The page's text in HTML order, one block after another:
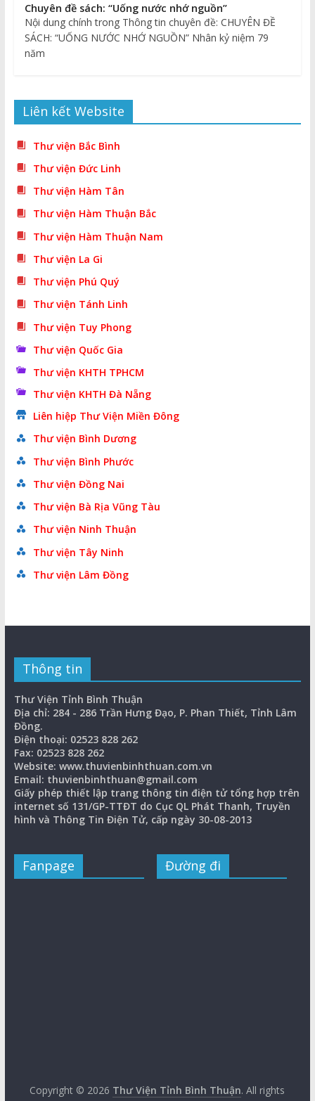
Chuyên đề sách: “Uống nước nhớ nguồn”
Nội dung chính trong Thông tin chuyên đề: CHUYÊN ĐỀ
SÁCH: “UỐNG NƯỚC NHỚ NGUỒN” Nhân kỷ niệm 79
năm
Liên kết Website
Thư viện Bắc Bình
Thư viện Đức Linh
Thư viện Hàm Tân
Thư viện Hàm Thuận Bắc
Thư viện Hàm Thuận Nam
Thư viện La Gi
Thư viện Phú Quý
Thư viện Tánh Linh
Thư viện Tuy Phong
Thư viện Quốc Gia
Thư viện KHTH TPHCM
Thư viện KHTH Đà Nẵng
Liên hiệp Thư Viện Miền Đông
Thư viện Bình Dương
Thư viện Bình Phước
Thư viện Đồng Nai
Thư viện Bà Rịa Vũng Tàu
Thư viện Ninh Thuận
Thư viện Tây Ninh
Thư viện Lâm Đồng
Thông tin
Thư Viện Tỉnh Bình Thuận
Địa chỉ: 284 - 286 Trần Hưng Đạo, P. Phan Thiết, Tỉnh Lâm
Đồng.
Điện thoại: 02523 828 262
Fax: 02523 828 262
Website: www.thuvienbinhthuan.com.vn
Email: thuvienbinhthuan@gmail.com
Giấy phép thiết lập trang thông tin điện tử tổng hợp trên
internet số 131/GP-TTĐT do Cục QL Phát Thanh, Truyền
hình và Thông Tin Điện Tử, cấp ngày 30-08-2013
Fanpage Đường đi
Copyright © 2026 Thư Viện Tỉnh Bình Thuận. All rights